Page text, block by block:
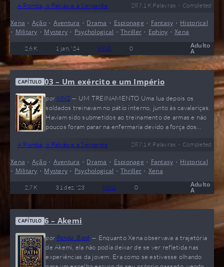
de quatro dias e quatro noites, onde cada grupo
capturar a bandeira do inimigo. As seis equipes eram
compostas pela Primeira Divisão na região centro em
A Pomba, o Falcão e a Serpente 287,1 K Palavras • Completed
Xena • Ação• Aventura • Drama • Espionage • Fantasy • Historical
• Military • Mystery • Psychological •Thriller • Ephiny •Xena
2,6 K 1 jan, '24 MNS 0 Adulto
A
CAPÍTULO 03 – Um exército e um Império
por MNS — UM TREINAMENTO Uma lua depois os
soldados treinavam no pátio interno, junto às cavalariças.
Haviam sido submetidos ao treinamento de armas e não
poucos foram parar na enfermaria devido a força dos
marcas de vela e seus braços não conseguiam mais impor
sinal de encerrar o treino. Chamando o combate em
duplas, um jovem loiro e alto estava derrotando homem
após homem e sua destreza com…
A Pomba, o Falcão e a Serpente 287,1 K Palavras • Completed
Xena • Ação• Aventura • Drama • Espionage • Fantasy • Historical
• Military • Mystery • Psychological •Thriller • Xena
2,7 K 31 dez, '23 MNS 0 Adulto
A
CAPÍTULO 6 – Akemi
por Panda_Bard — Enquanto Xena observava a trajetória
de Akemi, ela não podia deixar de se ver refletida nas
experiências da jovem. Era como se estivesse olhando